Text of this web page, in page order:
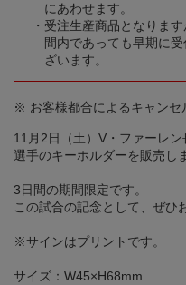
にあわせます。
受注生産商品となりま
間内であっても早期に
ざいます。
※ お客様都合によるキャンセ
11月2日（土）V・ファーレ
選手のキーホルダーを販売し
3日間の期間限定です。
この試合の記念として、ぜひ
※サインはプリントです。
サイズ：W45×H68mm